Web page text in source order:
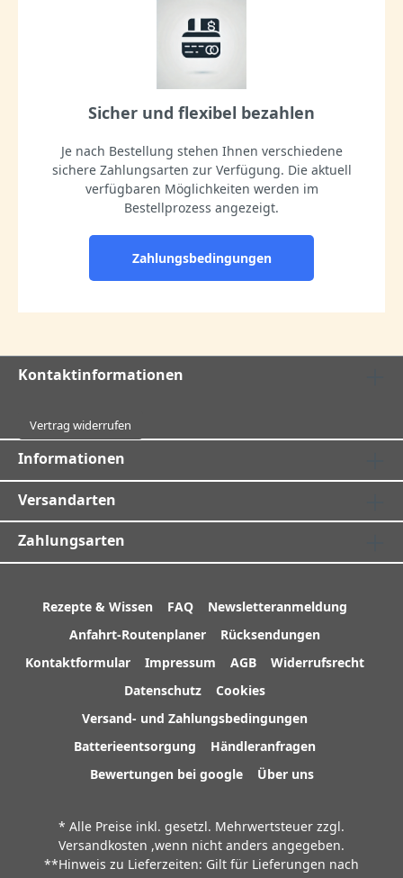
Sicher und flexibel bezahlen
Je nach Bestellung stehen Ihnen verschiedene
sichere Zahlungsarten zur Verfügung. Die aktuell
verfügbaren Möglichkeiten werden im
Bestellprozess angezeigt.
Zahlungsbedingungen
Kontaktinformationen
Vertrag widerrufen
Informationen
Versandarten
Zahlungsarten
Rezepte & Wissen FAQ
Newsletteranmeldung
Anfahrt-Routenplaner
Rücksendungen
Kontaktformular
Impressum AGB
Widerrufsrecht
Datenschutz
Cookies
Versand- und Zahlungsbedingungen
Batterieentsorgung
Händleranfragen
Bewertungen bei google
Über uns
* Alle Preise inkl. gesetzl. Mehrwertsteuer zzgl.
Versandkosten ,wenn nicht anders angegeben.
**Hinweis zu Lieferzeiten: Gilt für Lieferungen nach